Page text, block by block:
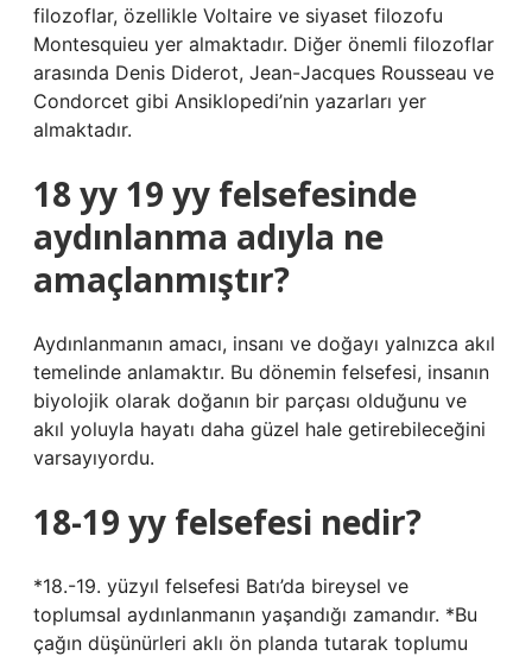
filozoflar, özellikle Voltaire ve siyaset filozofu
Montesquieu yer almaktadır. Diğer önemli filozoflar
arasında Denis Diderot, Jean-Jacques Rousseau ve
Condorcet gibi Ansiklopedi’nin yazarları yer
almaktadır.
18 yy 19 yy felsefesinde
aydınlanma adıyla ne
amaçlanmıştır?
Aydınlanmanın amacı, insanı ve doğayı yalnızca akıl
temelinde anlamaktır. Bu dönemin felsefesi, insanın
biyolojik olarak doğanın bir parçası olduğunu ve
akıl yoluyla hayatı daha güzel hale getirebileceğini
varsayıyordu.
18-19 yy felsefesi nedir?
*18.-19. yüzyıl felsefesi Batı’da bireysel ve
toplumsal aydınlanmanın yaşandığı zamandır. *Bu
çağın düşünürleri aklı ön planda tutarak toplumu